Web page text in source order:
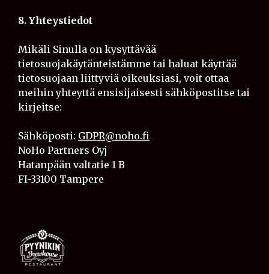
8. Yhteystiedot
Mikäli Sinulla on kysyttävää
tietosuojakäytänteistämme tai haluat käyttää
tietosuojaan liittyviä oikeuksiasi, voit ottaa
meihin yhteyttä ensisijaisesti sähköpostitse tai
kirjeitse:
Sähköposti: GDPR@noho.fi
NoHo Partners Oyj
Hatanpään valtatie 1 B
FI-33100 Tampere